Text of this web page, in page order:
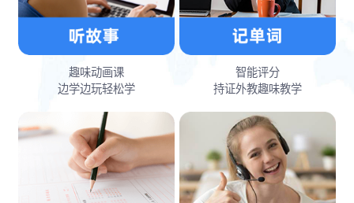
趣味动画课
边学边玩轻松学
智能评分
持证外教趣味教学